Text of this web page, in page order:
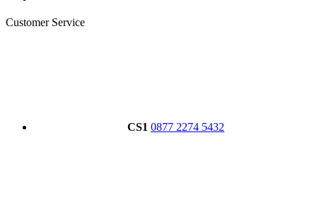
Customer Service
CS1 0877 2274 5432